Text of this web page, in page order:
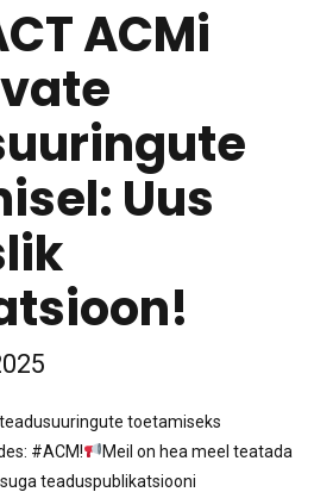
ACMi
Uus
teadusuuringute toetamiseks
#ACM!
Meil on hea meel teatada
teaduspublikatsiooni